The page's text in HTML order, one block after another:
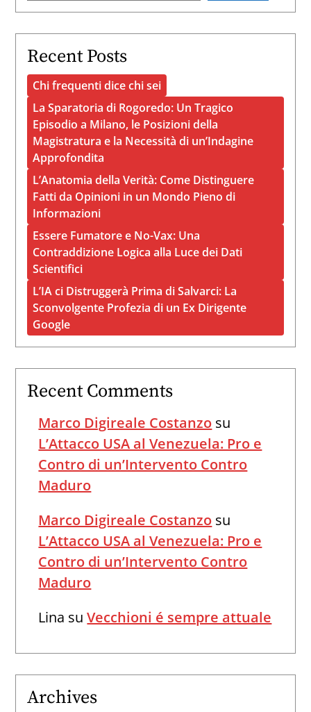
Recent Posts
Chi frequenti dice chi sei
La Sparatoria di Rogoredo: Un Tragico
Episodio a Milano, le Posizioni della
Magistratura e la Necessità di un’Indagine
Approfondita
L’Anatomia della Verità: Come Distinguere
Fatti da Opinioni in un Mondo Pieno di
Informazioni
Essere Fumatore e No-Vax: Una
Contraddizione Logica alla Luce dei Dati
Scientifici
L’IA ci Distruggerà Prima di Salvarci: La
Sconvolgente Profezia di un Ex Dirigente
Google
Recent Comments
Marco Digireale Costanzo su
L’Attacco USA al Venezuela: Pro e
Contro di un’Intervento Contro
Maduro
Marco Digireale Costanzo su
L’Attacco USA al Venezuela: Pro e
Contro di un’Intervento Contro
Maduro
Lina suVecchioni é sempre attuale
Archives